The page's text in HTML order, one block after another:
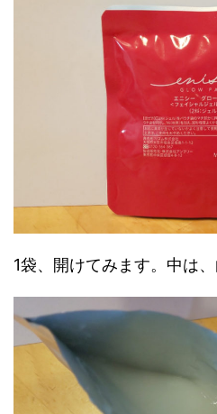
1袋、開けてみます。中は